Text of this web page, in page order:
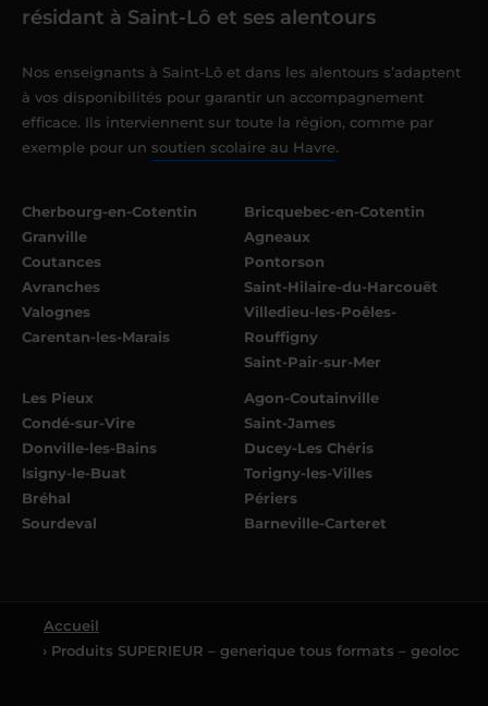
résidant à Saint-Lô et ses alentours
Nos enseignants à Saint-Lô et dans les alentours s’adaptent
à vos disponibilités pour garantir un accompagnement
efficace. Ils interviennent sur toute la région, comme par
exemple pour un soutien scolaire au Havre.
Cherbourg-en-Cotentin
Granville
Coutances
Avranches
Valognes
Carentan-les-Marais
Bricquebec-en-Cotentin
Agneaux
Pontorson
Saint-Hilaire-du-Harcouët
Villedieu-les-Poêles-
Rouffigny
Saint-Pair-sur-Mer
Les Pieux
Condé-sur-Vire
Donville-les-Bains
Isigny-le-Buat
Bréhal
Sourdeval
Agon-Coutainville
Saint-James
Ducey-Les Chéris
Torigny-les-Villes
Périers
Barneville-Carteret
Accueil
› Produits SUPERIEUR – generique tous formats – geoloc